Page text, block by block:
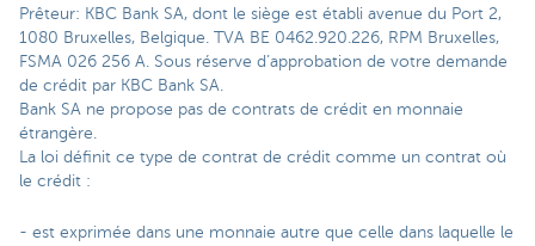
Prêteur: KBC Bank SA, dont le siège est établi avenue du Port 2,
1080 Bruxelles, Belgique. TVA BE 0462.920.226, RPM Bruxelles,
FSMA 026 256 A. Sous réserve d’approbation de votre demande
de crédit par KBC Bank SA.
Bank SA ne propose pas de contrats de crédit en monnaie
étrangère.
La loi définit ce type de contrat de crédit comme un contrat où
le crédit :
- est exprimée dans une monnaie autre que celle dans laquelle le